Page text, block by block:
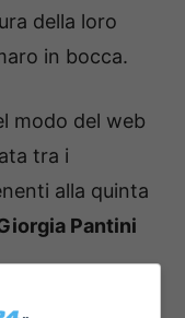
della loro
in bocca.
modo del web
tra i
alla quinta
Pantini